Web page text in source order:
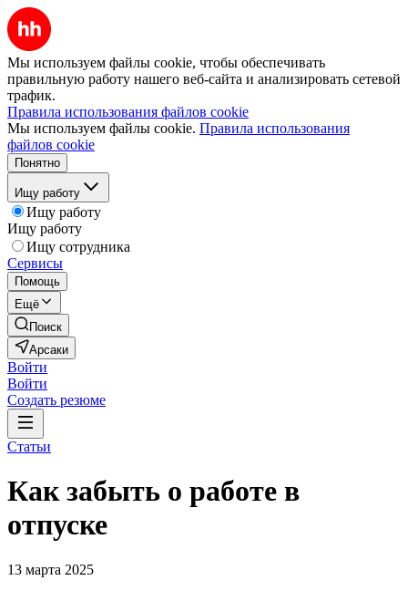
Мы используем файлы cookie, чтобы обеспечивать
правильную работу нашего веб-сайта и анализировать сетевой
трафик.
Правила использования файлов cookie
Мы используем файлы cookie. Правила использования
файлов cookie
Понятно
Ищу работу
Ищу работу
Ищу работу
Ищу сотрудника
Сервисы
Помощь
Ещё
Поиск
Арсаки
Войти
Войти
Создать резюме
Статьи
Как забыть о работе в
отпуске
13 марта 2025